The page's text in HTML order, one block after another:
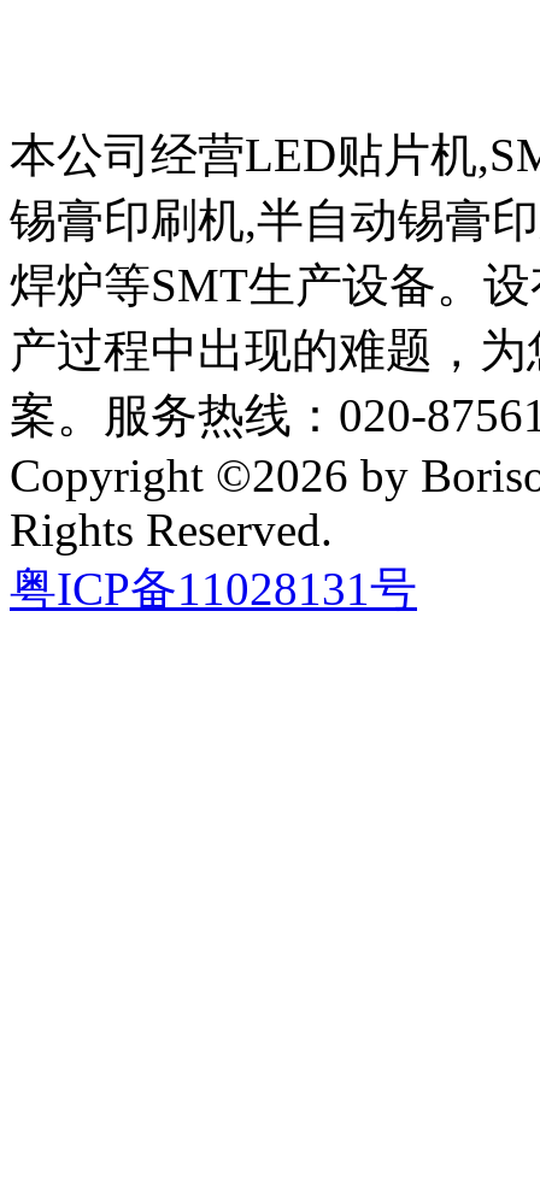
本公司经营LED贴片机
锡膏印刷机,半自动锡膏
焊炉等SMT生产设备。
产过程中出现的难题，
案。服务热线：020-
Copyright ©2026 by
Rights Reserved.
粤ICP备11028131号